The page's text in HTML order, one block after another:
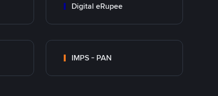
Digital eRupee
IMPS - PAN